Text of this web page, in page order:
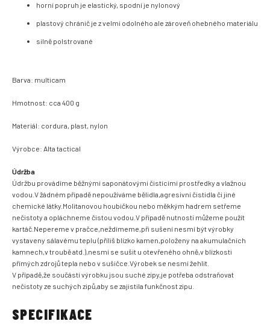
horní popruh je elastický, spodní je nylonový
plastový chránič je z velmi odolného ale zároveň ohebného materiálu
silně polstrované
Barva: multicam
Hmotnost: cca 400 g
Materiál: cordura, plast, nylon
Výrobce: Alta tactical
Údržba
Údržbu provádíme běžnými saponátovými čistícími prostředky a vlažnou
vodou.V žádném případě nepoužíváme bělidla,agresivní čistidla či jiné
chemické látky.Molitanovou houbičkou nebo měkkým hadrem setřeme
nečistoty a opláchneme čistou vodou.V případě nutnosti můžeme použít
kartáč.Nepereme v pračce,neždímeme,při sušení nesmí být výrobky
vystaveny sálavému teplu (příliš blízko kamen,položeny na akumulačních
kamnech,v troubě atd.),nesmí se sušit u otevřeného ohně,v blízkosti
přímých zdrojů tepla nebo v sušičce.Výrobek se nesmí žehlit.
V případě,že součástí výrobku jsou suché zipy,je potřeba odstraňovat
nečistoty ze suchých zipů,aby se zajistila funkčnost zipu.
SPECIFIKACE